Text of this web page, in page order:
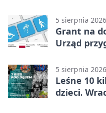
5 sierpnia 2026
Grant na
Urząd
5 sierpnia 2026
Leśne 10
dzieci.